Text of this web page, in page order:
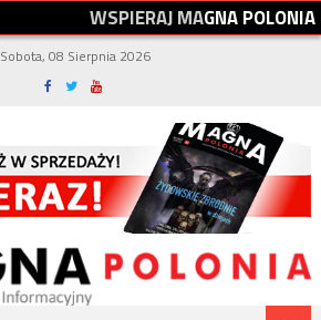
WSPIERAJMAGNAPOLONIA
Sobota, 08 Sierpnia 2026